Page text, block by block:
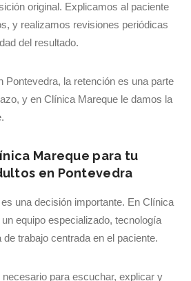
original. Explicamos al paciente
y realizamos revisiones periódicas
del resultado.
Pontevedra, la retención es una parte
y en Clínica Mareque le damos la
Mareque para tu
en Pontevedra
una decisión importante. En Clínica
equipo especializado, tecnología
trabajo centrada en el paciente.
para escuchar, explicar y